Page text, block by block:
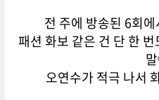
전 주에 방송된 6회
패션 화보 같은 건 단 한
오연수가 적극 나서